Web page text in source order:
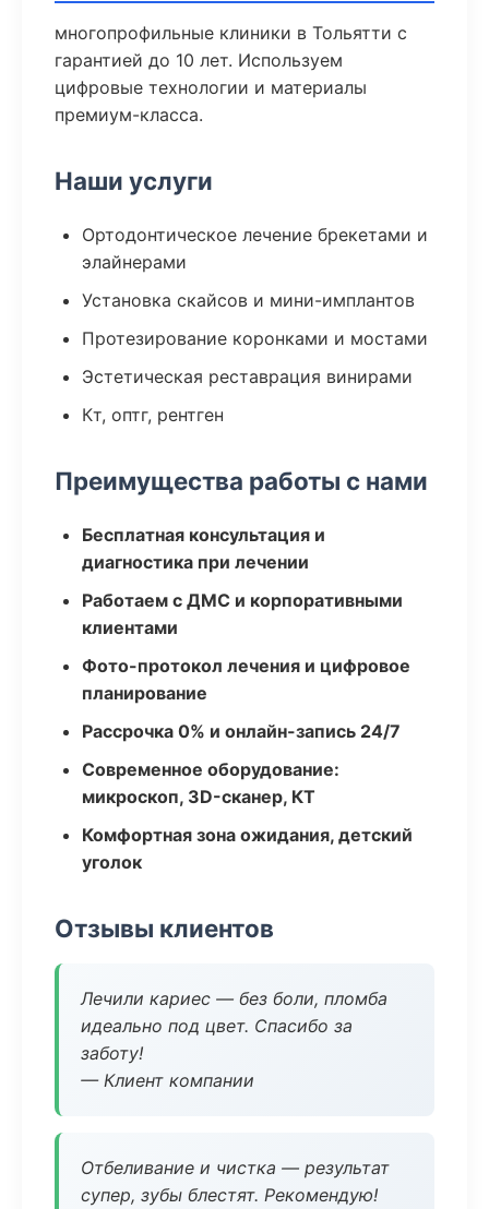
многопрофильные клиники в Тольятти с
гарантией до 10 лет. Используем
цифровые технологии и материалы
премиум-класса.
Наши услуги
Ортодонтическое лечение брекетами и
элайнерами
Установка скайсов и мини-имплантов
Протезирование коронками и мостами
Эстетическая реставрация винирами
Кт, оптг, рентген
Преимущества работы с нами
Бесплатная консультация и
диагностика при лечении
Работаем с ДМС и корпоративными
клиентами
Фото-протокол лечения и цифровое
планирование
Рассрочка 0% и онлайн-запись 24/7
Современное оборудование:
микроскоп, 3D-сканер, КТ
Комфортная зона ожидания, детский
уголок
Отзывы клиентов
Лечили кариес — без боли, пломба
идеально под цвет. Спасибо за
заботу!
— Клиент компании
Отбеливание и чистка — результат
супер, зубы блестят. Рекомендую!